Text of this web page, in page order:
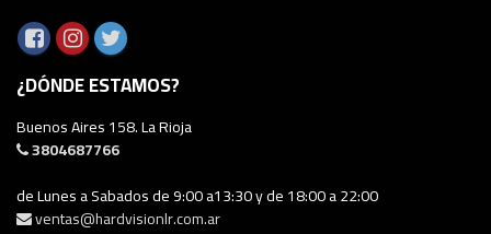
¿DÓNDE ESTAMOS?
Buenos Aires 158. La Rioja
3804687766
de Lunes a Sabados de 9:00 a13:30 y de 18:00 a 22:00
ventas@hardvisionlr.com.ar